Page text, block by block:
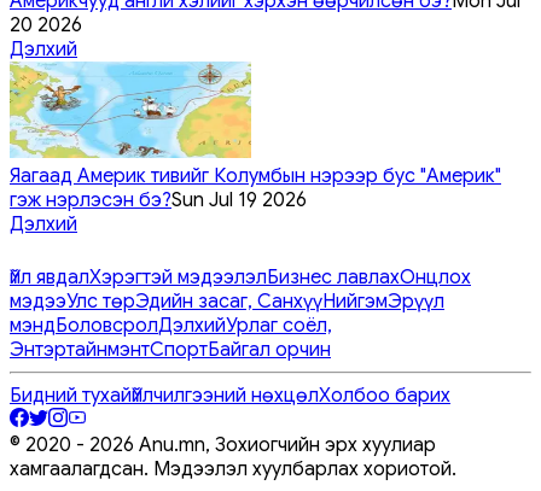
20 2026
Дэлхий
Яагаад Америк тивийг Колумбын нэрээр бус "Америк"
гэж нэрлэсэн бэ?Sun Jul 19 2026
Дэлхий
Үйл явдалХэрэгтэй мэдээлэлБизнес лавлахОнцлох
мэдээУлс төрЭдийн засаг, СанхүүНийгэмЭрүүл
мэндБоловсролДэлхийУрлаг соёл,
ЭнтэртайнмэнтСпортБайгал орчин
Бидний тухайҮйлчилгээний нөхцөлХолбоо барих
© 2020 - 2026 Anu.mn, Зохиогчийн эрх хуулиар
хамгаалагдсан. Мэдээлэл хуулбарлах хориотой.